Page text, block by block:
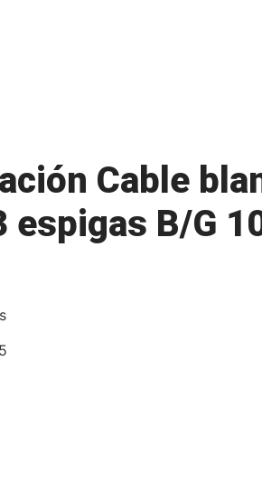
Cable
espigas B/G